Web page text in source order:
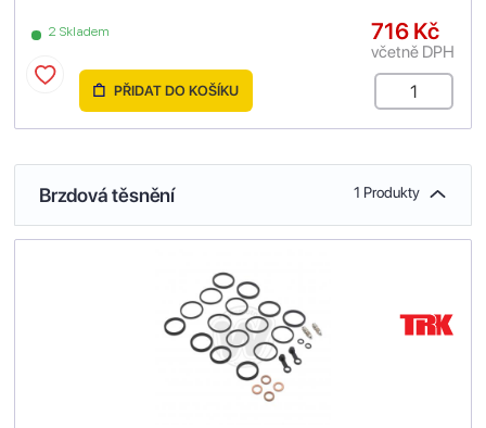
2 Skladem 716 Kč
včetně DPH
PŘIDAT DO KOŠÍKU
Brzdová těsnění 1 Produkty